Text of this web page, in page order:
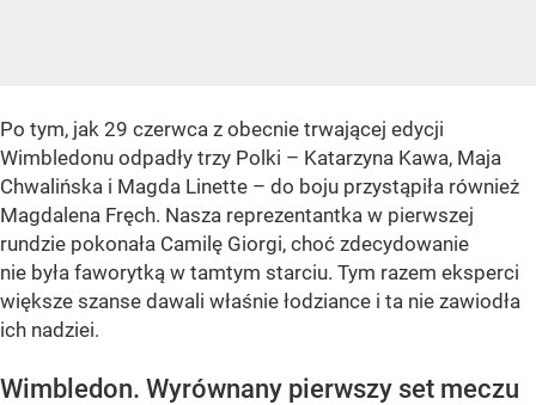
Po tym, jak 29 czerwca z obecnie trwającej edycji
Wimbledonu odpadły trzy Polki – Katarzyna Kawa, Maja
Chwalińska i Magda Linette – do boju przystąpiła również
Magdalena Fręch. Nasza reprezentantka w pierwszej
rundzie pokonała Camilę Giorgi, choć zdecydowanie
nie była faworytką w tamtym starciu. Tym razem eksperci
większe szanse dawali właśnie łodziance i ta nie zawiodła
ich nadziei.
Wimbledon. Wyrównany pierwszy set meczu